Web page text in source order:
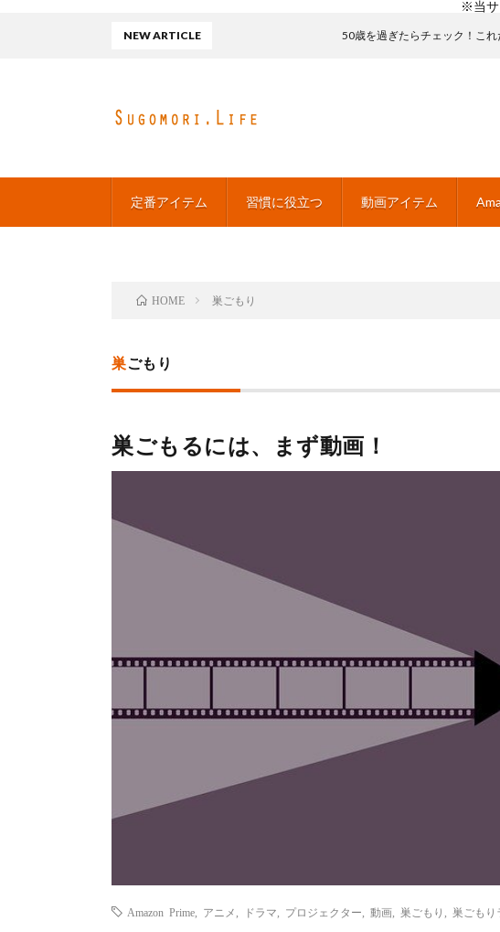
※当サ
定番アイテム 習慣に役立つ 動画アイテム
NEW ARTICLE 50歳を過ぎたらチェック！これだけは
HOME 巣ごもり
巣ごもり
巣ごもるには、まず動画！
Amazon Prime アニメ ドラマ プロジェクター 動画 巣ごもり 巣ごもり